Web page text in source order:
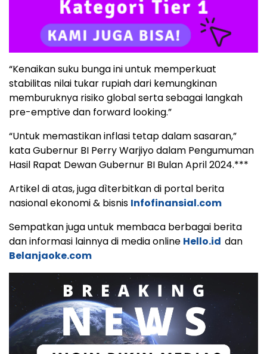
“Kenaikan suku bunga ini untuk memperkuat
stabilitas nilai tukar rupiah dari kemungkinan
memburuknya risiko global serta sebagai langkah
pre-emptive dan forward looking.”
“Untuk memastikan inflasi tetap dalam sasaran,”
kata Gubernur BI Perry Warjiyo dalam Pengumuman
Hasil Rapat Dewan Gubernur BI Bulan April 2024.***
Artikel di atas, juga dìterbitkan di portal berita
nasional ekonomi & bisnis Infofinansial.com
Sempatkan juga untuk membaca berbagai berita
dan informasi lainnya di media online Hello.id dan
Belanjaoke.com